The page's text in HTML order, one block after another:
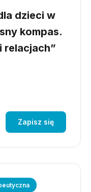
dzieci w
kompas.
relacjach”
Zapisz się